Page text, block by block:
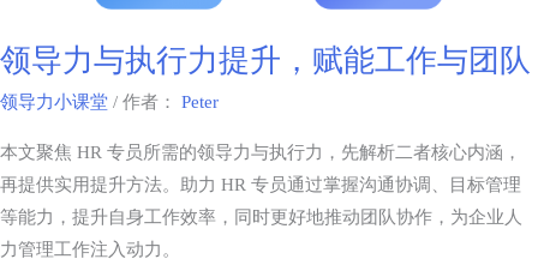
领导力与执行力提升，赋能工作与团队
领导力小课堂 / 作者： Peter
本文聚焦 HR 专员所需的领导力与执行力，先解析二者核心内涵，
再提供实用提升方法。助力 HR 专员通过掌握沟通协调、目标管理
等能力，提升自身工作效率，同时更好地推动团队协作，为企业人
力管理工作注入动力。​